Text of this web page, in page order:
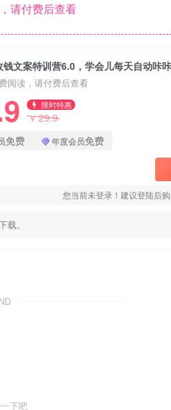
请付费后查看
钱文案特训营6.0，学会儿每天自动咔
阅读，请付费后查看
限时特惠
￥29.9
免费 年度会员免费
您当前未登录！建议登陆后
。
下吧